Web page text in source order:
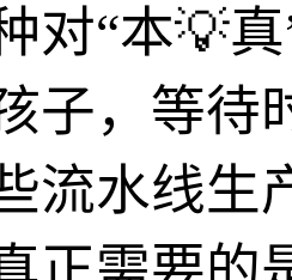
对“本💡
子，等待
流水线生